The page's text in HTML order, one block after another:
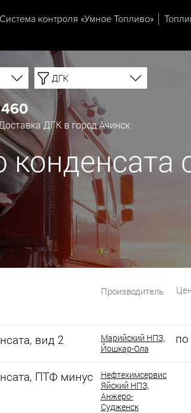
Система контроля «Умное Топливо»
ДГК
ДГК в город Ачинск
Производитель
вид 2
Марийский НПЗ,
Йошкар-Ола
ПТФ минус
Нефтехимсервис
Яйский НПЗ,
Анжеро-
Судженск